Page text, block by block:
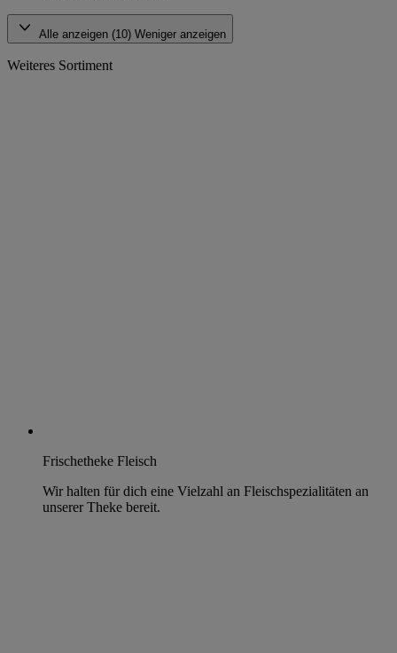
Alle anzeigen (10) Weniger anzeigen
Weiteres Sortiment
Frischetheke Fleisch
Wir halten für dich eine Vielzahl an Fleischspezialitäten an
unserer Theke bereit.